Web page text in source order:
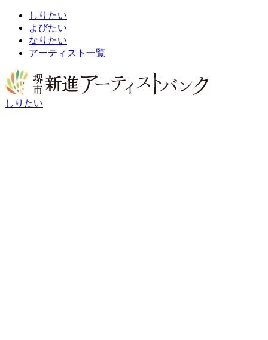
しりたい
よびたい
なりたい
アーティスト一覧
しりたい